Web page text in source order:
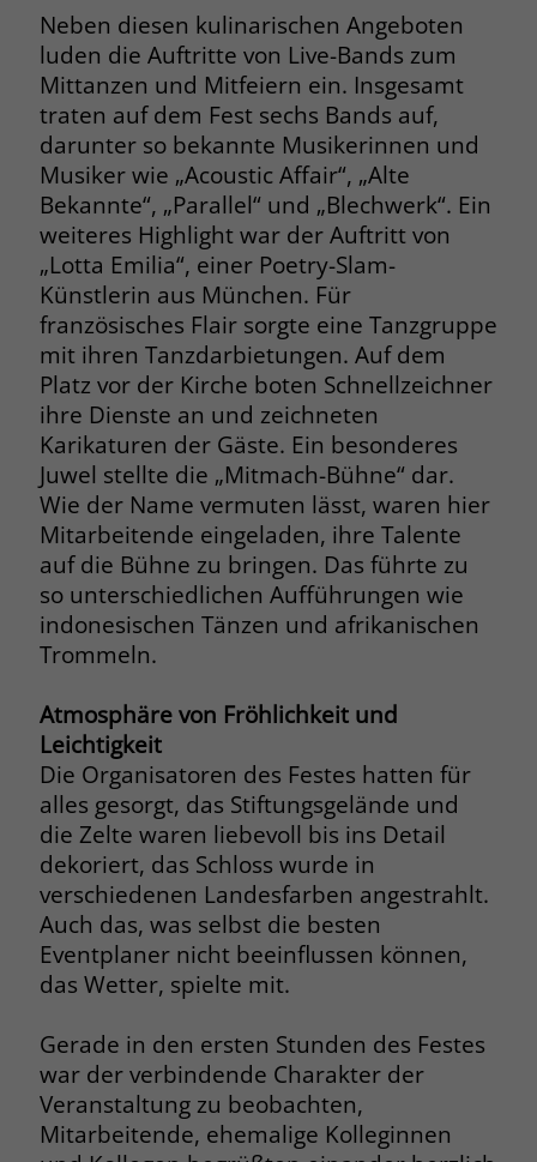
Neben diesen kulinarischen Angeboten
luden die Auftritte von Live-Bands zum
Mittanzen und Mitfeiern ein. Insgesamt
traten auf dem Fest sechs Bands auf,
darunter so bekannte Musikerinnen und
Musiker wie „Acoustic Affair“, „Alte
Bekannte“, „Parallel“ und „Blechwerk“. Ein
weiteres Highlight war der Auftritt von
„Lotta Emilia“, einer Poetry-Slam-
Künstlerin aus München. Für
französisches Flair sorgte eine Tanzgruppe
mit ihren Tanzdarbietungen. Auf dem
Platz vor der Kirche boten Schnellzeichner
ihre Dienste an und zeichneten
Karikaturen der Gäste. Ein besonderes
Juwel stellte die „Mitmach-Bühne“ dar.
Wie der Name vermuten lässt, waren hier
Mitarbeitende eingeladen, ihre Talente
auf die Bühne zu bringen. Das führte zu
so unterschiedlichen Aufführungen wie
indonesischen Tänzen und afrikanischen
Trommeln.
Atmosphäre von Fröhlichkeit und
Leichtigkeit
Die Organisatoren des Festes hatten für
alles gesorgt, das Stiftungsgelände und
die Zelte waren liebevoll bis ins Detail
dekoriert, das Schloss wurde in
verschiedenen Landesfarben angestrahlt.
Auch das, was selbst die besten
Eventplaner nicht beeinflussen können,
das Wetter, spielte mit.
Gerade in den ersten Stunden des Festes
war der verbindende Charakter der
Veranstaltung zu beobachten,
Mitarbeitende, ehemalige Kolleginnen
Zweck
allen Seitenanfragen bei.
Zweck
User über einen Klick auf eine Google
Werbeanzeige auf die Website gelangt.
Es enthält Informationen darüber,
welche Werbeanzeige geklickt wurde,
sodass erzielte Erfolge wie z.B.
Bestellungen oder Kontaktanfragen der
Anzeige zugewiesen werden können.
Name _gcl_dc
Anbieter Google Ads
Laufzeit 90 Tage
Zweck
Dieses Cookie wird gesetzt, wenn ein
User über einen Klick auf eine Google
Werbeanzeige auf die Website gelangt.
Es enthält Informationen darüber,
welche Werbeanzeige geklickt wurde,
sodass erzielte Erfolge wie z.B.
Bestellungen oder Kontaktanfragen der
Anzeige zugewiesen werden können.
Name
Anbieter Facebook
Laufzeit 3 Monate
Zweck
Der Zweck von _fbp ist vollständig auf
die Werbe- und Analysebemühungen
von Facebook zurückzuführen. Dieses
Cookie ist ein Erstanbieter-Cookie, d. h.
Facebook platziert es, während ein
Verbraucher auf Facebook ist. Dieses
Cookie verfolgt die Besuche eines
und meldet dieses Verhalten an
Facebook. Facebook kann dann die
gesammelten Daten nutzen, um den
Nutzer besser zu verstehen und
bessere, relevantere Werbung zu